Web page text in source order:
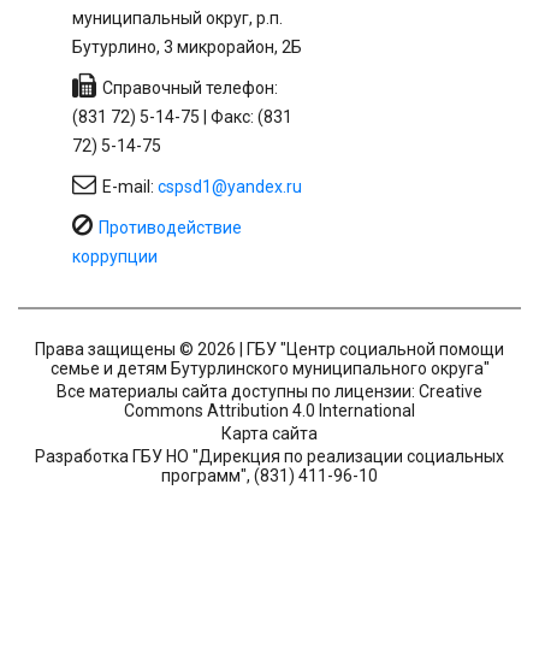
муниципальный округ, р.п.
Бутурлино, 3 микрорайон, 2Б
Справочный телефон:
(831 72) 5-14-75 | Факс: (831
72) 5-14-75
E-mail: cspsd1@yandex.ru
Противодействие
коррупции
Права защищены © 2026 | ГБУ "Центр социальной помощи
семье и детям Бутурлинского муниципального округа"
Все материалы сайта доступны по лицензии: Creative
Commons Attribution 4.0 International
Карта сайта
Разработка ГБУ НО "Дирекция по реализации социальных
программ", (831) 411-96-10